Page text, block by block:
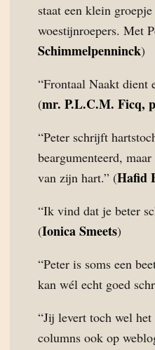
staat een klein
woestijnroepers. Met
Schimmelpenninck)
“Frontaal Naakt dient
(mr. P.L.C.M. Ficq,
“Peter schrijft
beargumenteerd,
van zijn hart.” (Hafid
“Ik vind dat je beter
(Ionica Smeets)
“Peter is soms een
kan wél echt goed
“Jij levert toch wel
columns ook op